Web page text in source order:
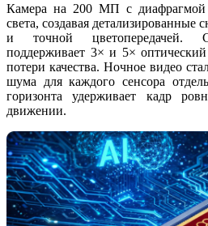
Камера на 200 МП с диафрагмой
света, создавая детализированные
и точной цветопередачей.
поддерживает 3× и 5×
потери качества. Ночное видео
шума для каждого сенсора
горизонта удерживает кадр
движении.